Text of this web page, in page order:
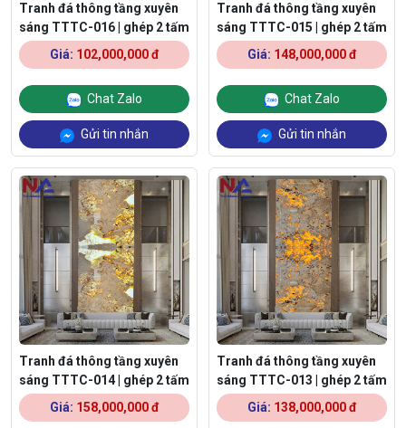
Tranh đá thông tầng xuyên
sáng TTTC-016 | ghép 2 tấm
Giá: 102,000,000 đ
Chat Zalo
Gửi tin nhắn
Tranh đá thông tầng xuyên
sáng TTTC-015 | ghép 2 tấm
Giá: 148,000,000 đ
Chat Zalo
Gửi tin nhắn
Tranh đá thông tầng xuyên
sáng TTTC-014 | ghép 2 tấm
Giá: 158,000,000 đ
Tranh đá thông tầng xuyên
sáng TTTC-013 | ghép 2 tấm
Giá: 138,000,000 đ